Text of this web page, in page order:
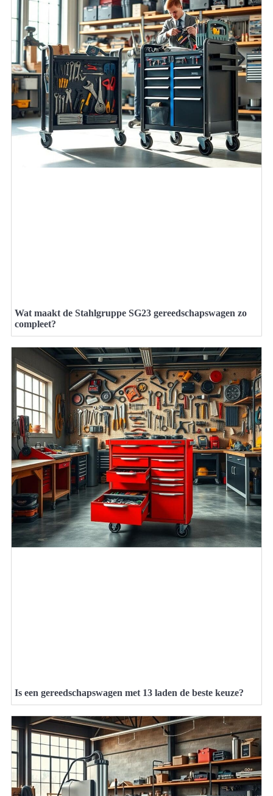
Wat maakt de Stahlgruppe SG23 gereedschapswagen zo
compleet?
Is een gereedschapswagen met 13 laden de beste keuze?